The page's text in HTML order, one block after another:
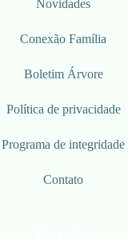
Novidades
Conexão Família
Boletim Árvore
Política de privacidade
Programa de integridade
Contato